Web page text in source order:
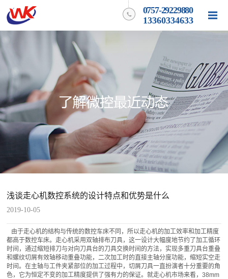
0757-29229880
13360334633
浅谈走心机数控系统的设计特点和优势是什么
2019-10-05
由于走心机的结构与传统的数控车床不同，所以走心机的加工效率和加工精度
都高于数控车床。走心机采用双轴排布刀具，这一设计大幅度地节约了加工循环
时间，通过缩短排刀与对向刀具台的刀具交换时间的方法，实现多重刀具台重叠
和螺纹切屑有效轴移动重叠功能，二次加工时的直接主轴分度功能，缩短实空走
时间。在主轴与工件夹紧部位的加工过程中，切屑刀具一直扮演者十分重要的角
色，它为恒定不变的加工精度提供了强有力的保证。就走心机市场来看，38mm